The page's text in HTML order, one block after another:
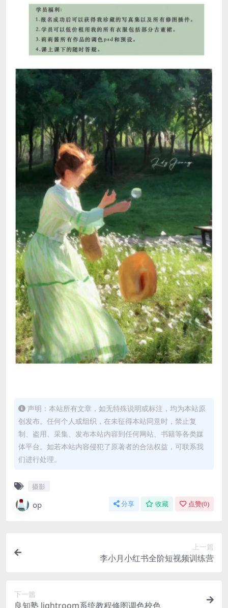
声明：本站所有文章，如无特殊说明或标注，均为本站原
创发布。任何个人或组织，在未征得本站同意时，禁止复
制、盗用、采集、发布本站内容到任何网站、书籍等各类媒
体平台。如若本站内容侵犯了原著者的合法权益，可联系我
们进行处理。
摄影
op 分享 收藏 点赞(0)
上一篇
李小月小红书全阶短视频训练营
下一篇
良知塾 lightroom系统教程修图调色校色